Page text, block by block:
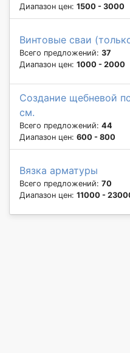
Диапазон цен: 1500 - 3000
Винтовые сваи
Всего предложений: 37
Диапазон цен: 1000 - 2000
Создание щебневой
см.
Всего предложений: 44
Диапазон цен: 600 - 800
Вязка арматуры
Всего предложений: 70
Диапазон цен: 11000 -